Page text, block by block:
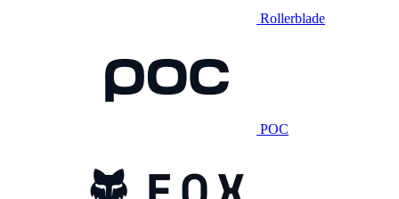
Rollerblade
POC